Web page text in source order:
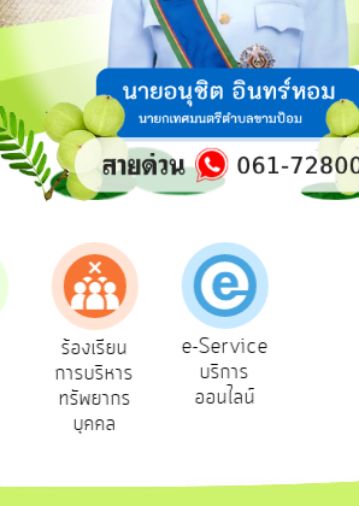
ร้องเรียน
การบริหาร
ทรัพยากร
บุคคล
e-Service
บริการ
ออนไลน์